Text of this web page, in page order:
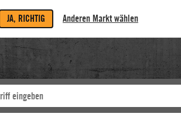
JA, RICHTIG Anderen Markt wählen